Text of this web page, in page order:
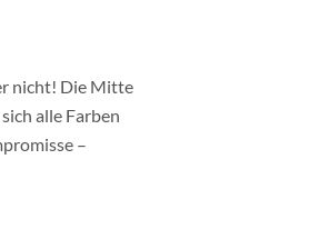
nicht! Die Mitte
alle Farben
–